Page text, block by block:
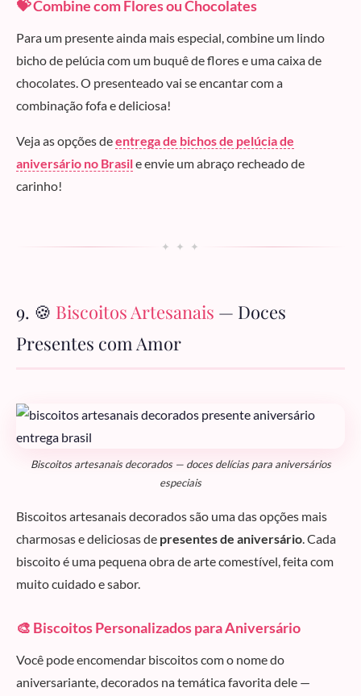
💝 Combine com Flores ou Chocolates
Para um presente ainda mais especial, combine um lindo
bicho de pelúcia com um buquê de flores e uma caixa de
chocolates. O presenteado vai se encantar com a
combinação fofa e deliciosa!
Veja as opções deentrega de bichos de pelúcia de
aniversário no Brasile envie um abraço recheado de
carinho!
✦ ✦ ✦
9. 🍪 Biscoitos Artesanais — Doces
Presentes com Amor
Biscoitos artesanais decorados — doces delícias para aniversários
especiais
Biscoitos artesanais decorados são uma das opções mais
charmosas e deliciosas de presentes de aniversário. Cada
biscoito é uma pequena obra de arte comestível, feita com
muito cuidado e sabor.
🎨 Biscoitos Personalizados para Aniversário
Você pode encomendar biscoitos com o nome do
aniversariante, decorados na temática favorita dele —